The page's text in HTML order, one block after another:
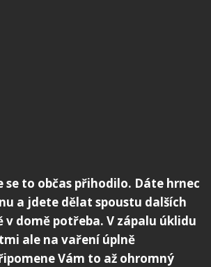
se to občas přihodilo. Dáte hrnec
a jdete dělat spoustu dalších
v domě potřeba. V zápalu úklidu
ale na vaření úplně
Vám to až ohromný